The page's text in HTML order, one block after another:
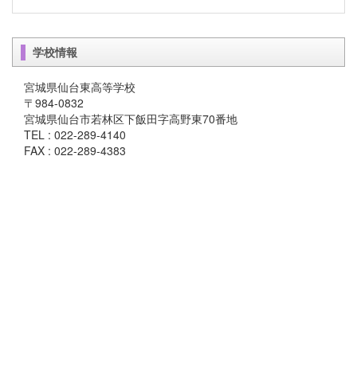
学校情報
宮城県仙台東高等学校
〒984-0832
宮城県仙台市若林区下飯田字高野東70番地
TEL : 022-289-4140
FAX : 022-289-4383